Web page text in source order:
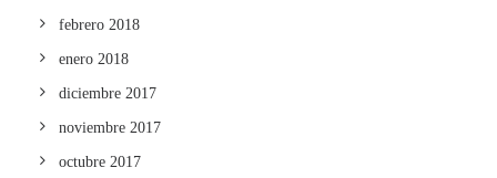
febrero 2018
enero 2018
diciembre 2017
noviembre 2017
octubre 2017